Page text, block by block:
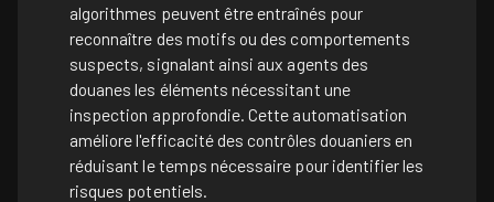
algorithmes peuvent être entraînés pour
reconnaître des motifs ou des comportements
suspects, signalant ainsi aux agents des
douanes les éléments nécessitant une
inspection approfondie. Cette automatisation
améliore l'efficacité des contrôles douaniers en
réduisant le temps nécessaire pour identifier les
risques potentiels.